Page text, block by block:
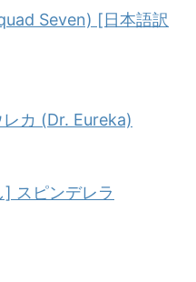
Seven) [日本語訳
カ (Dr. Eureka)
スピンデレラ